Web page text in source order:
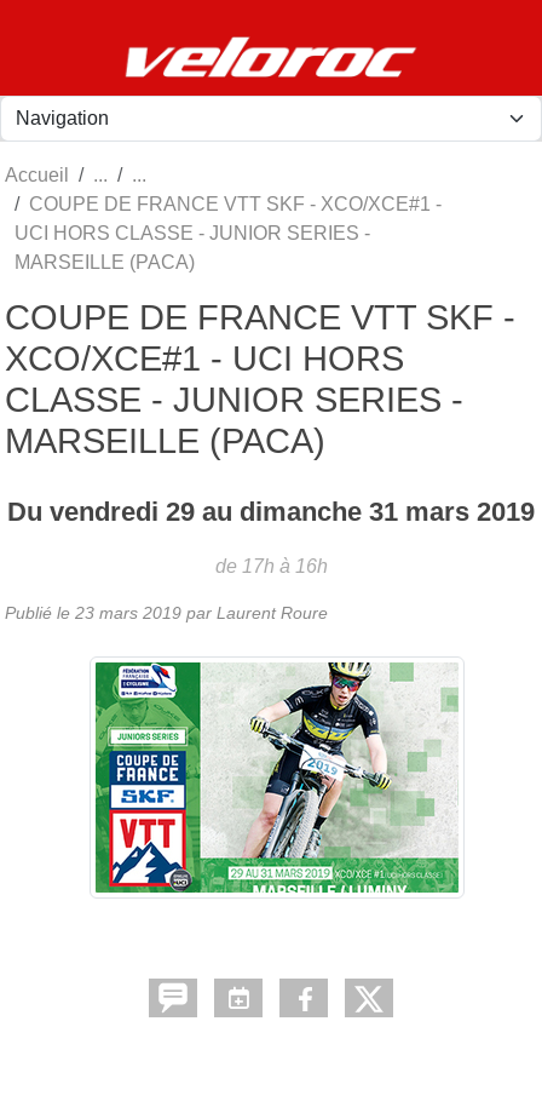
Accueil
COUPE DE FRANCE VTT SKF - XCO/XCE#1 -
UCI HORS CLASSE - JUNIOR SERIES -
MARSEILLE (PACA)
COUPE DE FRANCE VTT SKF -
XCO/XCE#1 - UCI HORS
CLASSE - JUNIOR SERIES -
MARSEILLE (PACA)
Du vendredi 29 au dimanche 31 mars 2019
de 17h à 16h
Publié le 23 mars 2019 par Laurent Roure